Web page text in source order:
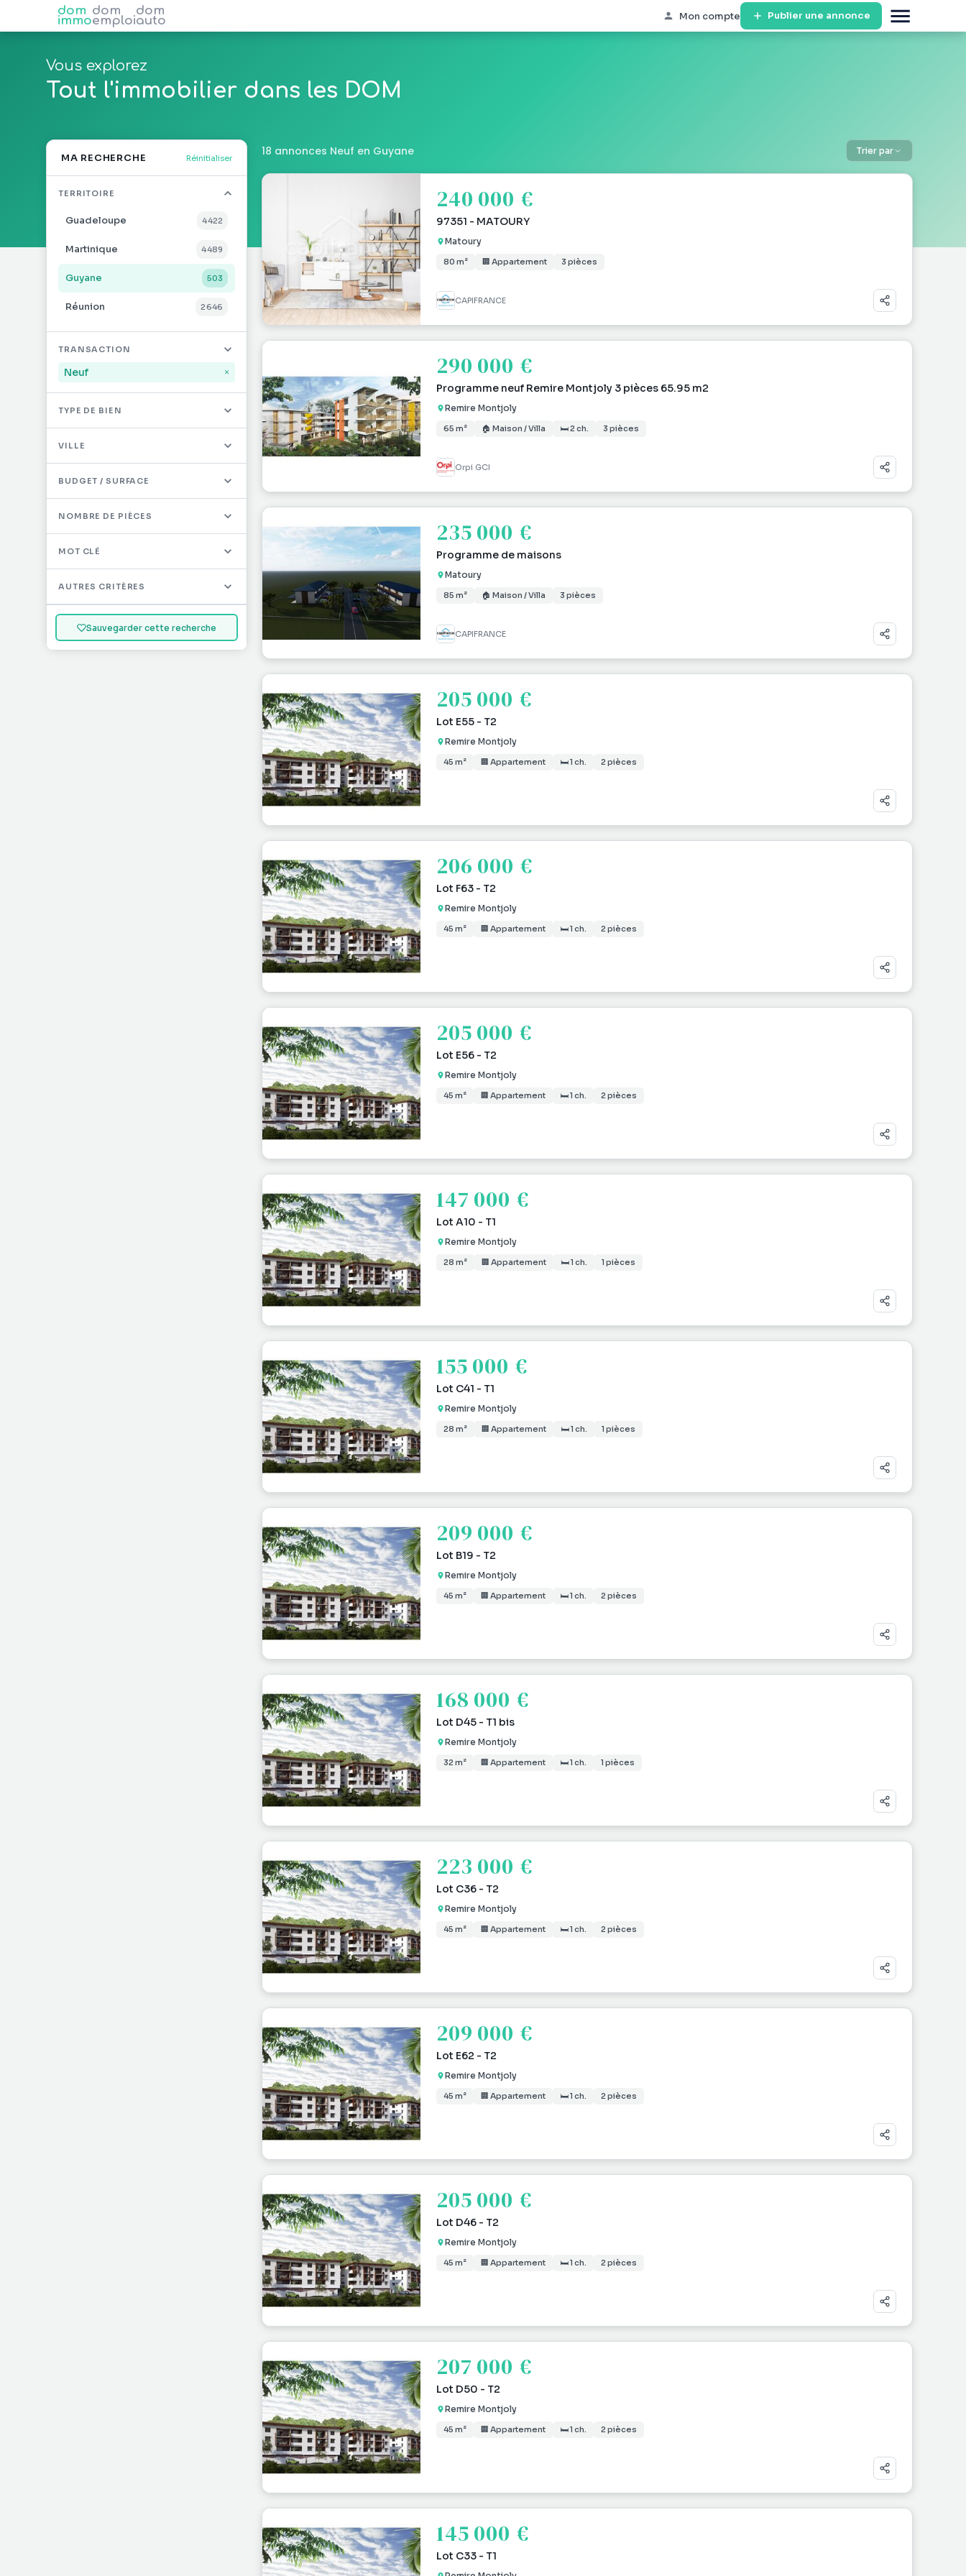
dom
immo
dom
emploi
dom
auto Mon compte Publier une annonce
Vous explorez
Tout l'immobilier dans les DOM
MA RECHERCHE Réinitialiser
TERRITOIRE
Guadeloupe 4 422
Martinique 4 489
Guyane 503
Réunion 2 646
Mayotte
Saint-Barthélémy 12
TRANSACTION
Neuf ×
TYPE DE BIEN
VILLE
BUDGET / SURFACE
NOMBRE DE PIÈCES
MOT CLÉ
AUTRES CRITÈRES
Sauvegarder cette recherche
18 annonces Neuf en Guyane Trier par
240 000 €
97351 - MATOURY
Matoury
80 m² 🏢 Appartement 3 pièces
CAPIFRANCE
290 000 €
Programme neuf Remire Montjoly 3 pièces 65.95 m2
Remire Montjoly
65 m² 🏠 Maison / Villa 🛏 2 ch. 3 pièces
Orpi GCI
235 000 €
Programme de maisons
Matoury
85 m² 🏠 Maison / Villa 3 pièces
CAPIFRANCE
205 000 €
Lot E55 - T2
Remire Montjoly
45 m² 🏢 Appartement 🛏 1 ch. 2 pièces
206 000 €
Lot F63 - T2
Remire Montjoly
45 m² 🏢 Appartement 🛏 1 ch. 2 pièces
205 000 €
Lot E56 - T2
Remire Montjoly
45 m² 🏢 Appartement 🛏 1 ch. 2 pièces
147 000 €
Lot A10 - T1
Remire Montjoly
28 m² 🏢 Appartement 🛏 1 ch. 1 pièces
155 000 €
Lot C41 - T1
Remire Montjoly
28 m² 🏢 Appartement 🛏 1 ch. 1 pièces
209 000 €
Lot B19 - T2
Remire Montjoly
45 m² 🏢 Appartement 🛏 1 ch. 2 pièces
168 000 €
Lot D45 - T1 bis
Remire Montjoly
32 m² 🏢 Appartement 🛏 1 ch. 1 pièces
223 000 €
Lot C36 - T2
Remire Montjoly
45 m² 🏢 Appartement 🛏 1 ch. 2 pièces
209 000 €
Lot E62 - T2
Remire Montjoly
45 m² 🏢 Appartement 🛏 1 ch. 2 pièces
205 000 €
Lot D46 - T2
Remire Montjoly
45 m² 🏢 Appartement 🛏 1 ch. 2 pièces
207 000 €
Lot D50 - T2
Remire Montjoly
45 m² 🏢 Appartement 🛏 1 ch. 2 pièces
145 000 €
Lot C33 - T1